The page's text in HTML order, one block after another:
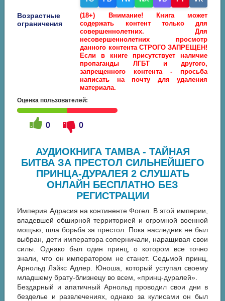
Возрастные
ограничения
(18+) Внимание! Книга может
содержать контент только для
совершеннолетних. Для
несовершеннолетних просмотр
данного контента СТРОГО ЗАПРЕЩЕН!
Если в книге присутствует наличие
пропаганды ЛГБТ и другого,
запрещенного контента - просьба
написать на почту для удаления
материала.
Оценка пользователей:
0 0
АУДИОКНИГА TAMBA - ТАЙНАЯ
БИТВА ЗА ПРЕСТОЛ СИЛЬНЕЙШЕГО
ПРИНЦА-ДУРАЛЕЯ 2 СЛУШАТЬ
ОНЛАЙН БЕСПЛАТНО БЕЗ
РЕГИСТРАЦИИ
Империя Адрасия на континенте Фогел. В этой империи,
владевшей обширной территорией и огромной военной
мощью, шла борьба за престол. Пока наследник не был
выбран, дети императора соперничали, наращивая свои
силы. Однако был один принц, о котором все точно
знали, что он императором не станет. Седьмой принц,
Арнольд Лэйкс Адлер. Юноша, который уступал своему
младшему брату-близнецу во всем, «принц-дуралей».
Бездарный и апатичный Арнольд проводил свои дни в
безделье и развлечениях, однако за кулисами он был